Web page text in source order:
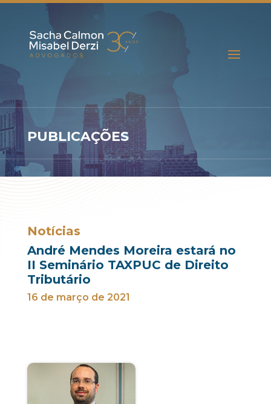
PUBLICAÇÕES
Notícias
André Mendes Moreira estará no
II Seminário TAXPUC de Direito
Tributário
16 de março de 2021